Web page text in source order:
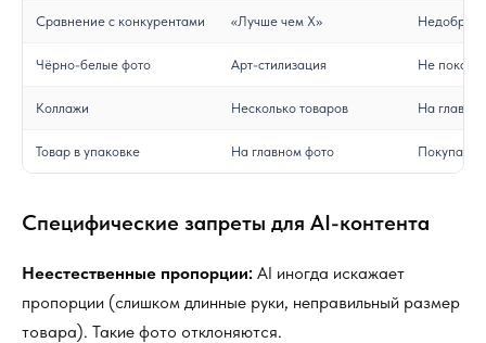
Сравнение с конкурентами «Лучше чем X»
Чёрно-белые фото Арт-стилизация Не
Коллажи Несколько товаров На
Товар в упаковке На главном фото
Специфические запреты для AI-контента
Неестественные пропорции: AI иногда искажает
пропорции (слишком длинные руки, неправильный размер
товара). Такие фото отклоняются.